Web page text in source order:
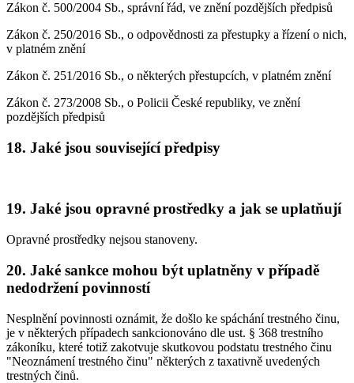
Zákon č. 500/2004 Sb., správní řád, ve znění pozdějších předpisů
Zákon č. 250/2016 Sb., o odpovědnosti za přestupky a řízení o nich,
v platném znění
Zákon č. 251/2016 Sb., o některých přestupcích, v platném znění
Zákon č. 273/2008 Sb., o Policii České republiky, ve znění
pozdějších předpisů
18. Jaké jsou související předpisy
19. Jaké jsou opravné prostředky a jak se uplatňují
Opravné prostředky nejsou stanoveny.
20. Jaké sankce mohou být uplatněny v případě
nedodržení povinností
Nesplnění povinnosti oznámit, že došlo ke spáchání trestného činu,
je v některých případech sankcionováno dle ust. § 368 trestního
zákoníku, které totiž zakotvuje skutkovou podstatu trestného činu
"Neoznámení trestného činu" některých z taxativně uvedených
trestných činů.